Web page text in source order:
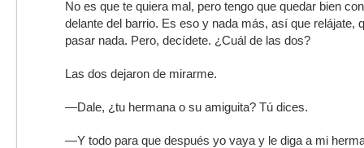
No es que te quiera mal, pero tengo que quedar bien
delante del barrio. Es eso y nada más, así que relájate,
pasar nada. Pero, decídete. ¿Cuál de las dos?
Las dos dejaron de mirarme.
—Dale, ¿tu hermana o su amiguita? Tú dices.
—Y todo para que después yo vaya y le diga a mi